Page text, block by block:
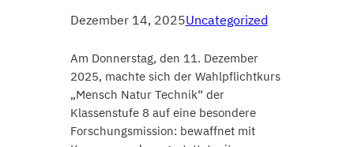
Dezember 14, 2025Uncategorized
Am Donnerstag, den 11. Dezember
2025, machte sich der Wahlpflichtkurs
„Mensch Natur Technik“ der
Klassenstufe 8 auf eine besondere
Forschungsmission: bewaffnet mit